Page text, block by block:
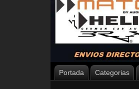
Portada Categorias